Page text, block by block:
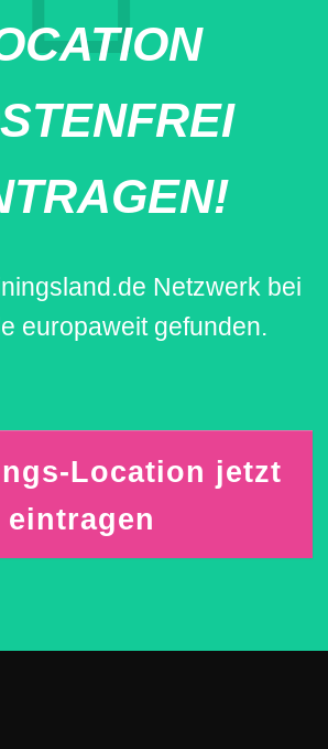
Netzwerk bei
europaweit gefunden.
Location jetzt
eintragen